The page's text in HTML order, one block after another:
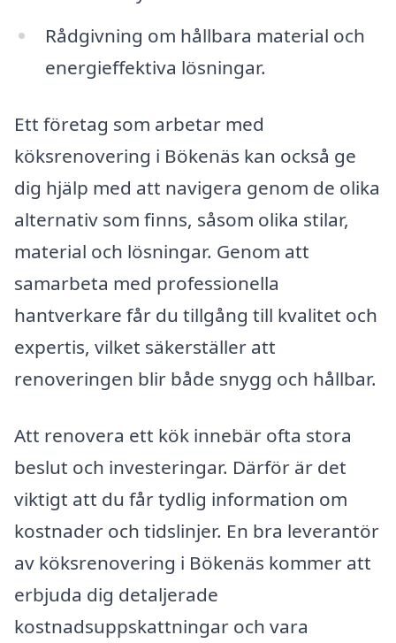
Rådgivning om hållbara material och
energieffektiva lösningar.
Ett företag som arbetar med
köksrenovering i Bökenäs kan också ge
dig hjälp med att navigera genom de olika
alternativ som finns, såsom olika stilar,
material och lösningar. Genom att
samarbeta med professionella
hantverkare får du tillgång till kvalitet och
expertis, vilket säkerställer att
renoveringen blir både snygg och hållbar.
Att renovera ett kök innebär ofta stora
beslut och investeringar. Därför är det
viktigt att du får tydlig information om
kostnader och tidslinjer. En bra leverantör
av köksrenovering i Bökenäs kommer att
erbjuda dig detaljerade
kostnadsuppskattningar och vara